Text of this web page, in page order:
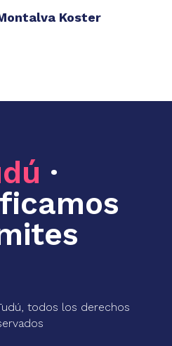
Koster
·
todos los derechos